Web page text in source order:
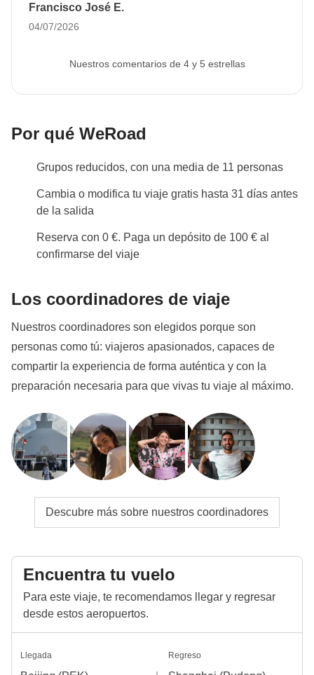
Francisco José E.
04/07/2026
Nuestros comentarios de 4 y 5 estrellas
Por qué WeRoad
Grupos reducidos, con una media de 11 personas
Cambia o modifica tu viaje gratis hasta 31 días antes
de la salida
Reserva con 0 €. Paga un depósito de 100 € al
confirmarse del viaje
Los coordinadores de viaje
Nuestros coordinadores son elegidos porque son
personas como tú: viajeros apasionados, capaces de
compartir la experiencia de forma auténtica y con la
preparación necesaria para que vivas tu viaje al máximo.
Descubre más sobre nuestros coordinadores
Encuentra tu vuelo
Para este viaje, te recomendamos llegar y regresar
desde estos aeropuertos.
Llegada Regreso